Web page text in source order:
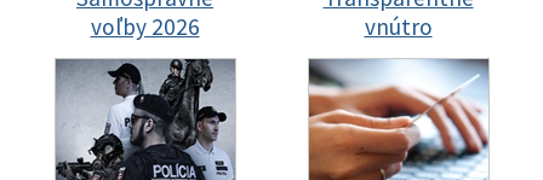
voľby 2026
vnútro